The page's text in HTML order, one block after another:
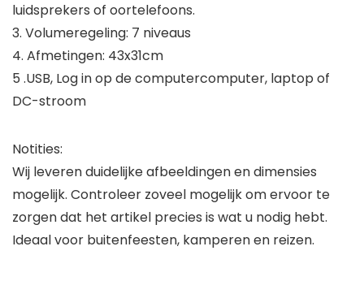
luidsprekers of oortelefoons.
3. Volumeregeling: 7 niveaus
4. Afmetingen: 43x31cm
5 .USB, Log in op de computercomputer, laptop of
DC-stroom
Notities:
Wij leveren duidelijke afbeeldingen en dimensies
mogelijk. Controleer zoveel mogelijk om ervoor te
zorgen dat het artikel precies is wat u nodig hebt.
Ideaal voor buitenfeesten, kamperen en reizen.